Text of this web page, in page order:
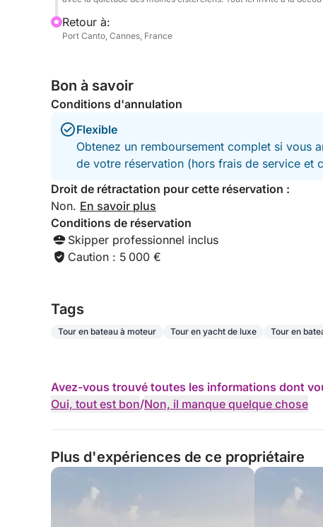
entre luxe, liberté et moments inoubliables en
Retour à:
Port Canto, Cannes, France
Bon à savoir
Conditions d'annulation
Flexible
Obtenez un remboursement complet si vous
de votre réservation (hors frais de service et
Droit de rétractation pour cette réservation :
Non. En savoir plus
Conditions de réservation
Skipper professionnel inclus
Caution : 5 000 €
Tags
Tour en bateau à moteur Tour en yacht de luxe Tour en
Avez-vous trouvé toutes les informations dont
Oui, tout est bon/Non, il manque quelque chose
Plus d'expériences de ce propriétaire